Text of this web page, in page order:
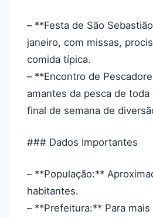
– **Festa de São
janeiro, com missas,
comida típica.
– **Encontro de
amantes da pesca de toda
final de semana de
### Dados Importantes
– **População:**
habitantes.
– **Prefeitura:** Para